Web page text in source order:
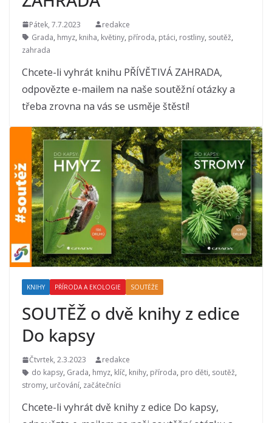
Pátek, 7.7.2023
redakce
Grada, hmyz, kniha, květiny, příroda, ptáci, rostliny, soutěž,
zahrada
Chcete-li vyhrát knihu PŘÍVĚTIVÁ ZAHRADA,
odpovězte e-mailem na naše soutěžní otázky a
třeba zrovna na vás se usměje štěstí!
KNIHY PŘÍRODA A EKOLOGIE SOUTĚŽE
SOUTĚŽ o dvě knihy z edice
Do kapsy
Čtvrtek, 2.3.2023
redakce
do kapsy, Grada, hmyz, klíč, knihy, příroda, pro děti, soutěž,
stromy, určování, začátečníci
Chcete-li vyhrát dvě knihy z edice Do kapsy,